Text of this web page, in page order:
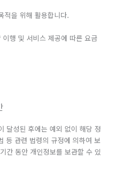
적을 위해 활용합니다.
행 및 서비스 제공에 따른 요금
달성된 후에는 예외 없이 해당 정
등 관련 법령의 규정에 의하여 보
간 동안 개인정보를 보관할 수 있